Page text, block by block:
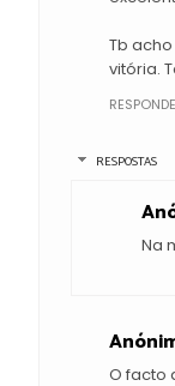
Tb
vitória.
RESPOSTAS
Na
O facto